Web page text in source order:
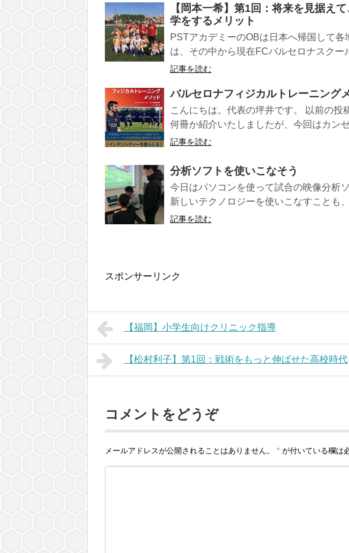
【岡本一希】第1回：将来を見据え
学をするメリット
PSTアカデミーのOBは日本へ帰国して
は、その中から現在FCバルセロナスクー
記事を読む
バルセロナフィジカルトレーニング
こんにちは。代表の坪井です。 以前の投
何冊か紹介いたしましたが、今回はカン
記事を読む
分析ソフトを使いこなそう
今日はパソコンを使って試合の映像分析
新しいテクノロジーを使いこなすことも
記事を読む
スポンサーリンク
【福岡】小学生向けクリニック指導
【松村利子】第1回：戦術をもっと伸ばせた高校時代
コメントをどうぞ
メールアドレスが公開されることはありません。 * が付いている欄は